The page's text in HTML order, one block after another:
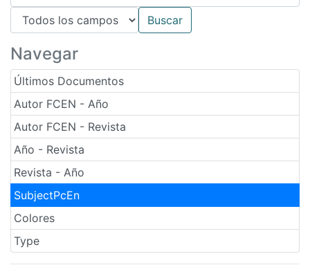
Navegar
Últimos Documentos
Autor FCEN - Año
Autor FCEN - Revista
Año - Revista
Revista - Año
SubjectPcEn
Colores
Type